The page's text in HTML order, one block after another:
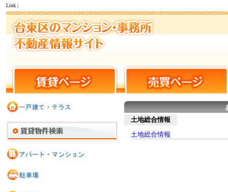
Link |
土地総合情報
土地総合情報